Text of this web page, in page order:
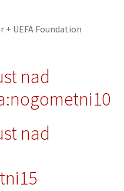
+ UEFA Foundation
nad
nad